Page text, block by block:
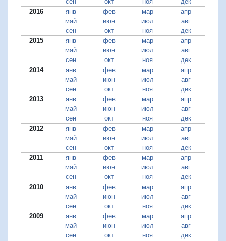
2016
янв фев мар
апр
май
июн июл
авг
сен
окт ноя
дек
2015
янв фев мар
апр
май
июн июл
авг
сен
окт ноя
дек
2014
янв фев мар
апр
май
июн июл
авг
сен
окт ноя
дек
2013
янв фев мар
апр
май
июн июл
авг
сен
окт ноя
дек
2012
янв фев мар
апр
май
июн июл
авг
сен
окт ноя
дек
2011
янв фев мар
апр
май
июн июл
авг
сен
окт ноя
дек
2010
янв фев мар
апр
май
июн июл
авг
сен
окт ноя
дек
2009
янв фев мар
апр
май
июн июл
авг
сен
окт ноя
дек